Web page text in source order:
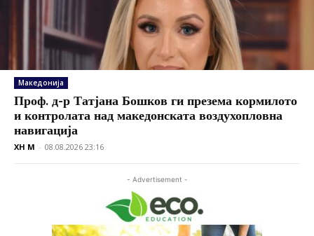
Македонија
Проф. д-р Татјана Бошков ги презема кормилото
и контролата над македонската воздухопловна
навигација
XH M - 08.08.2026 23:16
- Advertisement -